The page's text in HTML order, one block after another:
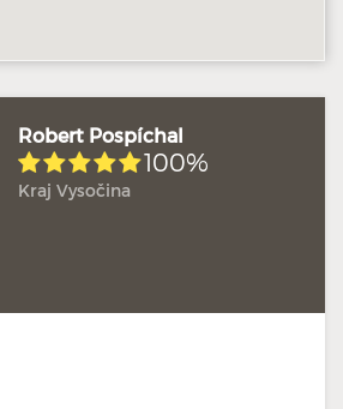
Robert Pospíchal
100%
Kraj Vysočina
Hodnoceno: 2×